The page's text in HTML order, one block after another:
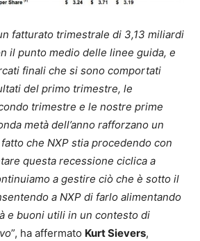
fatturato trimestrale di 3,13 miliardi
il punto medio delle linee guida, e
finali che si sono comportati
del primo trimestre, le
trimestre e le nostre prime
metà dell’anno rafforzano un
che NXP stia procedendo con
questa recessione ciclica a
a gestire ciò che è sotto il
a NXP di farlo alimentando
e buoni utili in un contesto di
”, ha affermato Kurt Sievers,